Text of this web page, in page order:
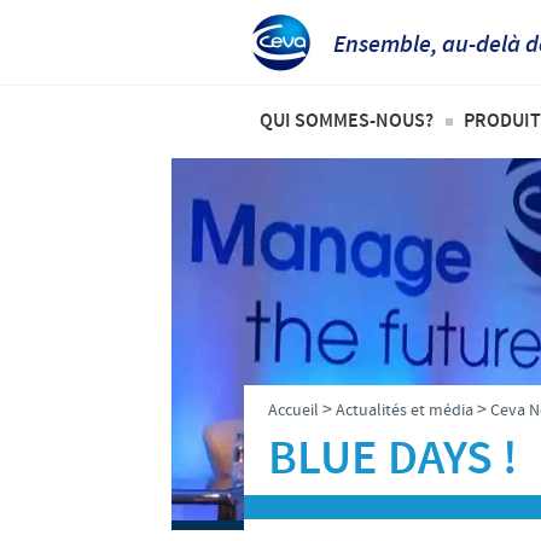
Ensemble, au-delà
QUI SOMMES-NOUS?
Ceva dans le monde
Ceva Santé Animale Tunisie
Production
Recherche et développement
Nos valeurs
Notre mission
Notre histoire
Accueil >Actualités et média>Ceva
BLUE DAYS !